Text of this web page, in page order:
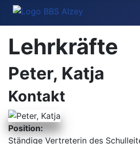
Lehrkräfte
Peter, Katja
Kontakt
Position:
Ständige Vertreterin des